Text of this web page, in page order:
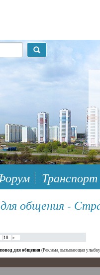
район Южное
Транспорт
для общения -
18 »
для общения (Реклама, вызывающая